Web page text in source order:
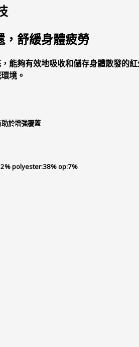
，舒緩身體疲勞
能夠有效地吸收和儲存身體散發的
境。
於增強覆蓋
polyester:38% op:7%